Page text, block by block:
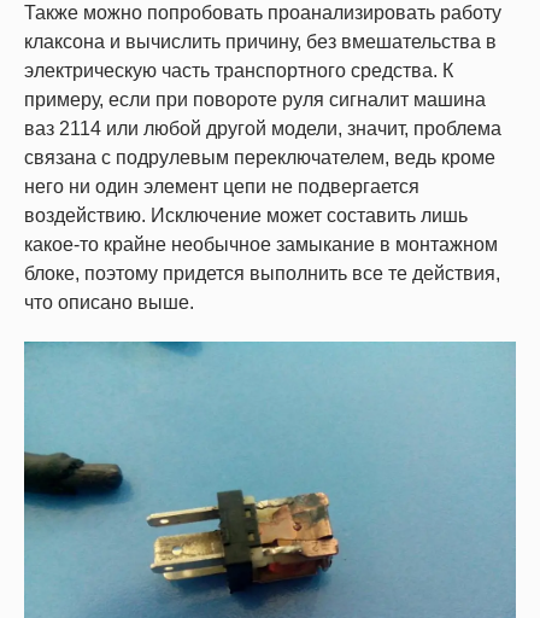
Также можно попробовать проанализировать работу
клаксона и вычислить причину, без вмешательства в
электрическую часть транспортного средства. К
примеру, если при повороте руля сигналит машина
ваз 2114 или любой другой модели, значит, проблема
связана с подрулевым переключателем, ведь кроме
него ни один элемент цепи не подвергается
воздействию. Исключение может составить лишь
какое-то крайне необычное замыкание в монтажном
блоке, поэтому придется выполнить все те действия,
что описано выше.